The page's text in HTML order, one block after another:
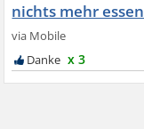
nichts mehr essen
x 3